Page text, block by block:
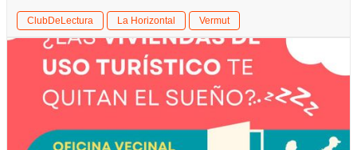
ClubDeLectura La Horizontal Vermut